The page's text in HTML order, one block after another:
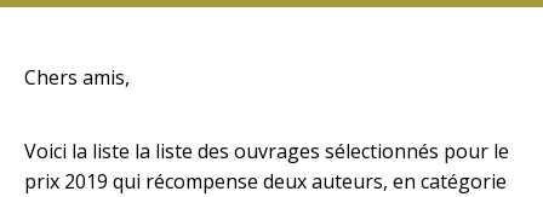
Chers amis,
Voici la liste la liste des ouvrages sélectionnés pour le
prix 2019 qui récompense deux auteurs, en catégorie